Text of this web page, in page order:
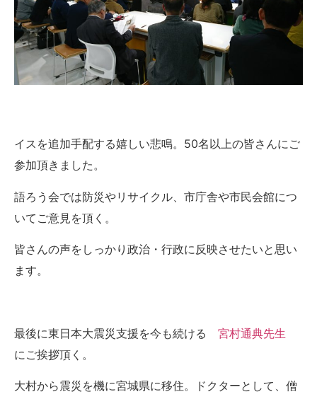
イスを追加手配する嬉しい悲鳴。50名以上の皆さんにご
参加頂きました。
語ろう会では防災やリサイクル、市庁舎や市民会館につ
いてご意見を頂く。
皆さんの声をしっかり政治・行政に反映させたいと思い
ます。
最後に東日本大震災支援を今も続ける 宮村通典先生
にご挨拶頂く。
大村から震災を機に宮城県に移住。ドクターとして、僧